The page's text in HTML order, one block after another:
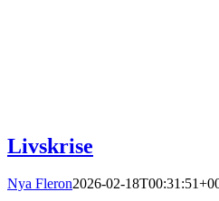
Livskrise
Nya Fleron2026-02-